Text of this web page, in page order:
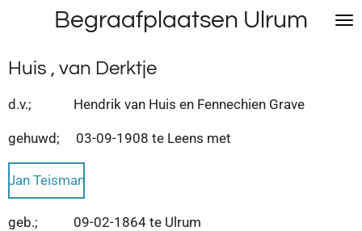
naar
de
hoofdinhoud
Begraafplaatsen Ulrum
Huis , van Derktje
d.v.; Hendrik van Huis en Fennechien Grave
gehuwd; 03-09-1908 te Leens met
Jan Teisman
geb.; 09-02-1864 te Ulrum